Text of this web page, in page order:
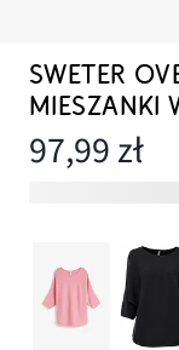
SWETER
MIESZANKI
97,99 zł